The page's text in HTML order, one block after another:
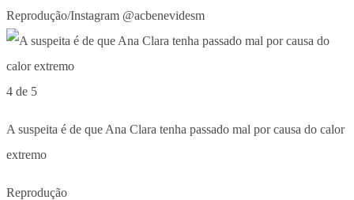
Reprodução/Instagram @acbenevidesm
4 de 5
A suspeita é de que Ana Clara tenha passado mal por causa do calor
extremo
Reprodução